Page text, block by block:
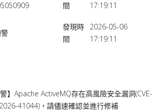
間
17:19:11
發現時
間
2026-05-06
17:19:11
】Apache ActiveMQ存在高風險安全漏洞(CVE-
41044)，請儘速確認並進行修補